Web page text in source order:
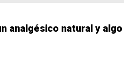
analgésico natural y algo